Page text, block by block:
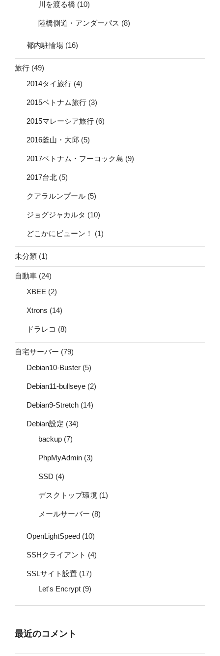
川を渡る橋 (10)
陸橋側道・アンダーパス (8)
都内駐輪場 (16)
旅行 (49)
2014タイ旅行 (4)
2015ベトナム旅行 (3)
2015マレーシア旅行 (6)
2016釜山・大邱 (5)
2017ベトナム・フーコック島 (9)
2017台北 (5)
クアラルンプール (5)
ジョグジャカルタ (10)
どこかにビューン！ (1)
未分類 (1)
自動車 (24)
XBEE (2)
Xtrons (14)
ドラレコ (8)
自宅サーバー (79)
Debian10-Buster (5)
Debian11-bullseye (2)
Debian9-Stretch (14)
Debian設定 (34)
backup (7)
PhpMyAdmin (3)
SSD (4)
デスクトップ環境 (1)
メールサーバー (8)
OpenLightSpeed (10)
SSHクライアント (4)
SSLサイト設置 (17)
Let's Encrypt (9)
最近のコメント